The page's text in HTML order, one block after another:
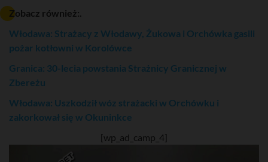
Zobacz również:.
Włodawa: Strażacy z Włodawy, Żukowa i Orchówka gasili
pożar kotłowni w Korolówce
Granica: 30-lecia powstania Strażnicy Granicznej w
Zbereżu
Włodawa: Uszkodził wóz strażacki w Orchówku i
zakorkował się w Okuninkce
[wp_ad_camp_4]